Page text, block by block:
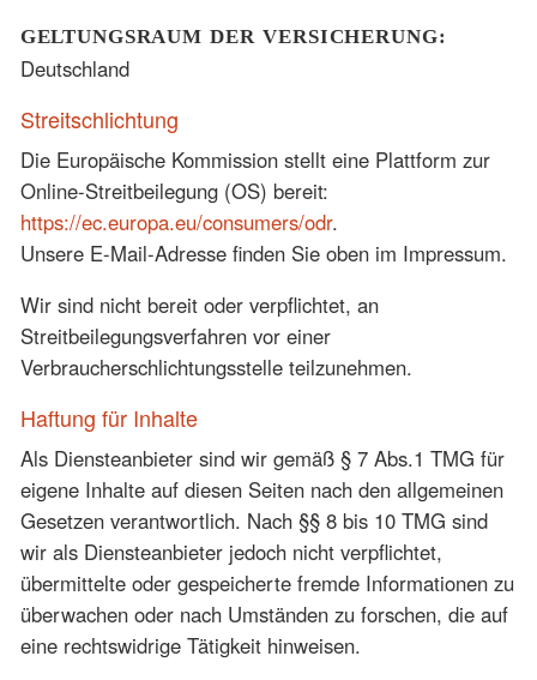
GELTUNGSRAUM DER VERSICHERUNG:
Deutschland
Streitschlichtung
Die Europäische Kommission stellt eine Plattform zur
Online-Streitbeilegung (OS) bereit:
https://ec.europa.eu/consumers/odr.
Unsere E-Mail-Adresse finden Sie oben im Impressum.
Wir sind nicht bereit oder verpflichtet, an
Streitbeilegungsverfahren vor einer
Verbraucherschlichtungsstelle teilzunehmen.
Haftung für Inhalte
Als Diensteanbieter sind wir gemäß § 7 Abs.1 TMG für
eigene Inhalte auf diesen Seiten nach den allgemeinen
Gesetzen verantwortlich. Nach §§ 8 bis 10 TMG sind
wir als Diensteanbieter jedoch nicht verpflichtet,
übermittelte oder gespeicherte fremde Informationen zu
überwachen oder nach Umständen zu forschen, die auf
eine rechtswidrige Tätigkeit hinweisen.